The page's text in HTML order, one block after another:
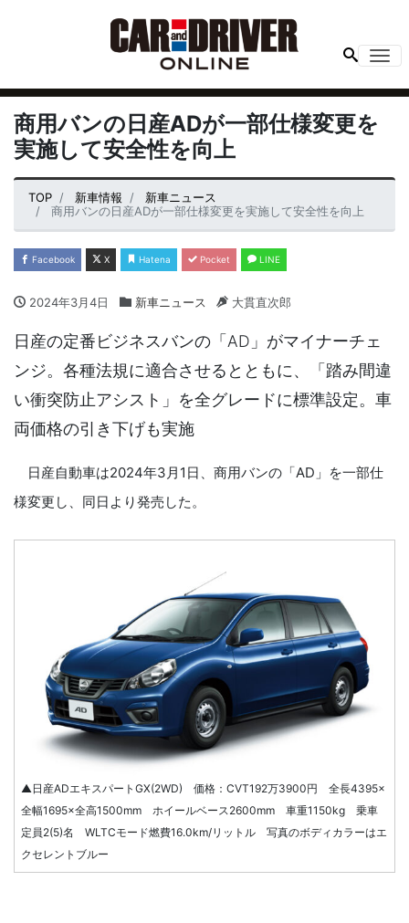
商用バンの日産ADが一部仕様変更を
実施して安全性を向上
TOP 新車情報
新車ニュース
商用バンの日産ADが一部仕様変更を実施して安全性を向上
Facebook X Hatena Pocket LINE
2024年3月4日 新車ニュース 大貫直次郎
日産の定番ビジネスバンの「AD」がマイナーチェ
ンジ。各種法規に適合させるとともに、「踏み間違
い衝突防止アシスト」を全グレードに標準設定。車
両価格の引き下げも実施
日産自動車は2024年3月1日、商用バンの「AD」を一部仕
様変更し、同日より発売した。
▲日産ADエキスパートGX(2WD) 価格：CVT192万3900円 全長4395×
全幅1695×全高1500mm ホイールベース2600mm 車重1150kg 乗車
定員2(5)名 WLTCモード燃費16.0km/リットル 写真のボディカラーはエ
クセレントブルー